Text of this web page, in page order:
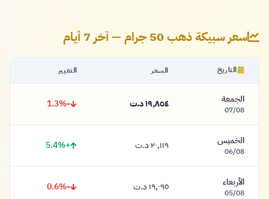
سعر سبيكة ذهب 50 جرام — آخر 7 أيام
التاريخ السعر التغيير
الجمعة
07/08 ١٩,٨٥٤ دينار
١٩,٨٥٤ د.ت -1.3%
الخميس
06/08 ٢٠,١١٩ دينار
٢٠,١١٩ د.ت +5.4%
الأربعاء
05/08 ١٩,٠٩٥ دينار
١٩,٠٩٥ د.ت -0.6%